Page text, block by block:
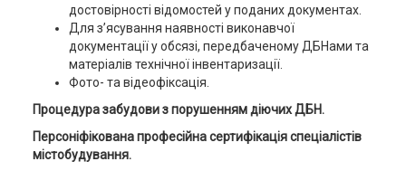
достовірності відомостей у поданих документах.
Для з’ясування наявності виконавчої
документації у обсязі, передбаченому ДБНами та
матеріалів технічної інвентаризації.
Фото- та відеофіксація.
Процедура забудови з порушенням діючих ДБН.
Персоніфікована професійна сертифікація спеціалістів
містобудування.